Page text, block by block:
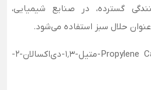
گسترده، در صنایع شیمیایی،
حلال سبز استفاده می‌شود.
Propylene Carbonate، ۴-متیل-۱٬۳-دی‌اکسالان-۲-